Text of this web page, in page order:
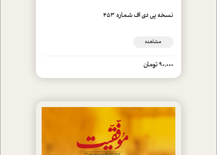
نسخه پي دي اف شماره 453
مشاهده
90,000 تومان